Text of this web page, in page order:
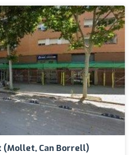
(Mollet, Can Borrell)